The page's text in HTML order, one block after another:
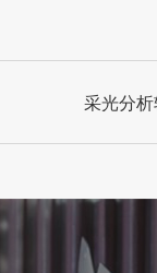
采光分